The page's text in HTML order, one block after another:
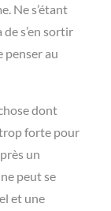
Ne s’étant
s’en sortir
penser au
dont
trop forte pour
un
peut se
et une